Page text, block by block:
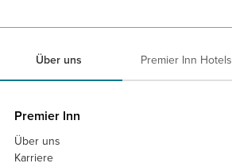
Über uns Premier Inn Hotels
Premier Inn
Über uns
Karriere